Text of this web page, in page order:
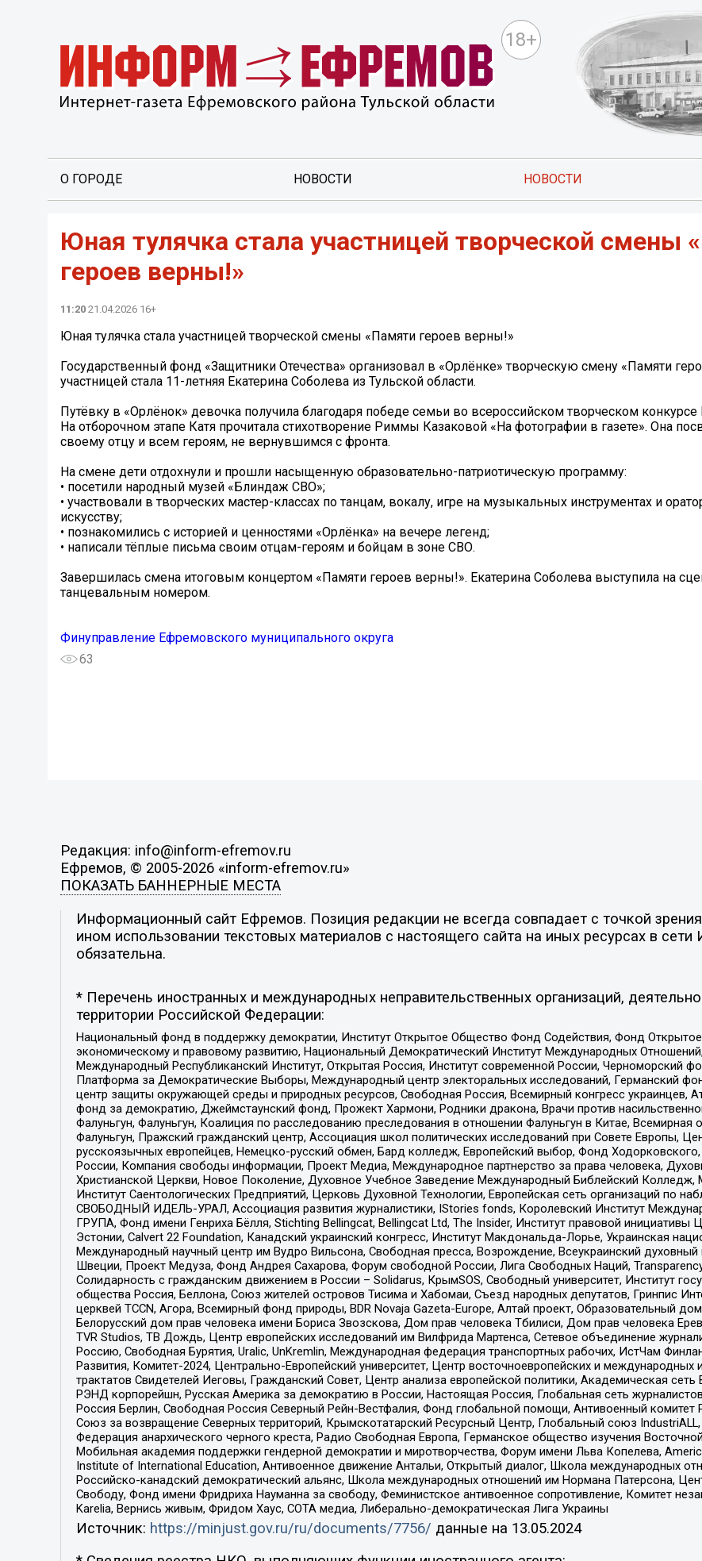
18+
О ГОРОДЕ НОВОСТИ НОВОСТИ
Юная тулячка стала участницей творческой смены
героев верны!»
11:20 21.04.2026 16+
Юная тулячка стала участницей творческой смены «Памяти героев верны!»
Государственный фонд «Защитники Отечества» организовал в «Орлёнке» творческую смену «Памяти
участницей стала 11-летняя Екатерина Соболева из Тульской области.
Путёвку в «Орлёнок» девочка получила благодаря победе семьи во всероссийском творческом
На отборочном этапе Катя прочитала стихотворение Риммы Казаковой «На фотографии в газете». Она
своему отцу и всем героям, не вернувшимся с фронта.
На смене дети отдохнули и прошли насыщенную образовательно-патриотическую программу:
• посетили народный музей «Блиндаж СВО»;
• участвовали в творческих мастер-классах по танцам, вокалу, игре на музыкальных инструментах и
искусству;
• познакомились с историей и ценностями «Орлёнка» на вечере легенд;
• написали тёплые письма своим отцам-героям и бойцам в зоне СВО.
Завершилась смена итоговым концертом «Памяти героев верны!». Екатерина Соболева выступила на
танцевальным номером.
Финуправление Ефремовского муниципального округа
63
Редакция: info@inform-efremov.ru
Ефремов, © 2005-2026 «inform-efremov.ru»
ПОКАЗАТЬ БАННЕРНЫЕ МЕСТА
Информационный сайт Ефремов. Позиция редакции не всегда совпадает с точкой
ином использовании текстовых материалов с настоящего сайта на иных ресурсах в сети
обязательна.
* Перечень иностранных и международных неправительственных организаций,
территории Российской Федерации:
Национальный фонд в поддержку демократии, Институт Открытое Общество Фонд Содействия, Фонд
экономическому и правовому развитию, Национальный Демократический Институт Международных Отношений,
Международный Республиканский Институт, Открытая Россия, Институт современной России, Черноморский
Платформа за Демократические Выборы, Международный центр электоральных исследований, Германский
центр защиты окружающей среды и природных ресурсов, Свободная Россия, Всемирный конгресс украинцев,
фонд за демократию, Джеймстаунский фонд, Прожект Хармони, Родники дракона, Врачи против
Фалуньгун, Фалуньгун, Коалиция по расследованию преследования в отношении Фалуньгун в Китае,
Фалуньгун, Пражский гражданский центр, Ассоциация школ политических исследований при Совете Европы,
русскоязычных европейцев, Немецко-русский обмен, Бард колледж, Европейский выбор, Фонд
России, Компания свободы информации, Проект Медиа, Международное партнерство за права человека,
Христианской Церкви, Новое Поколение, Духовное Учебное Заведение Международный Библейский
Институт Саентологических Предприятий, Церковь Духовной Технологии, Европейская сеть организаций по
СВОБОДНЫЙ ИДЕЛЬ-УРАЛ, Ассоциация развития журналистики, IStories fonds, Королевский Институт
ГРУПА, Фонд имени Генриха Бёлля, Stichting Bellingcat, Bellingcat Ltd, The Insider, Институт правовой
Эстонии, Calvert 22 Foundation, Канадский украинский конгресс, Институт Макдональда-Лорье, Украинская
Международный научный центр им Вудро Вильсона, Свободная пресса, Возрождение, Всеукраинский духовный
Швеции, Проект Медуза, Фонд Андрея Сахарова, Форум свободной России, Лига Свободных Наций,
Солидарность с гражданским движением в России – Solidarus, КрымSOS, Свободный университет, Институт
общества Россия, Беллона, Союз жителей островов Тисима и Хабомаи, Съезд народных депутатов, Гринпис
церквей TCCN, Агора, Всемирный фонд природы, BDR Novaja Gazeta-Europe, Алтай проект, Образовательный
Белорусский дом прав человека имени Бориса Звозскова, Дом прав человека Тбилиси, Дом прав человека
TVR Studios, ТВ Дождь, Центр европейских исследований им Вилфрида Мартенса, Сетевое объединение
Россию, Свободная Бурятия, Uralic, UnKremlin, Международная федерация транспортных рабочих, ИстЧам
Развития, Комитет-2024, Центрально-Европейский университет, Центр восточноевропейских и
трактатов Свидетелей Иеговы, Гражданский Совет, Центр анализа европейской политики, Академическая
РЭНД корпорейшн, Русская Америка за демократию в России, Настоящая Россия, Глобальная сеть
Россия Берлин, Свободная Россия Северный Рейн-Вестфалия, Фонд глобальной помощи, Антивоенный комитет
Союз за возвращение Северных территорий, Крымскотатарский Ресурсный Центр, Глобальный союз
Федерация анархического черного креста, Радио Свободная Европа, Германское общество изучения
Мобильная академия поддержки гендерной демократии и миротворчества, Форум имени Льва Копелева,
Institute of International Education, Антивоенное движение Антальи, Открытый диалог, Школа международных
Российско-канадский демократический альянс, Школа международных отношений им Нормана Патерсона,
Свободу, Фонд имени Фридриха Науманна за свободу, Феминистское антивоенное сопротивление, Комитет
Karelia, Вернись живым, Фридом Хаус, СОТА медиа, Либерально-демократическая Лига Украины
Источник: https://minjust.gov.ru/ru/documents/7756/ данные на 13.05.2024